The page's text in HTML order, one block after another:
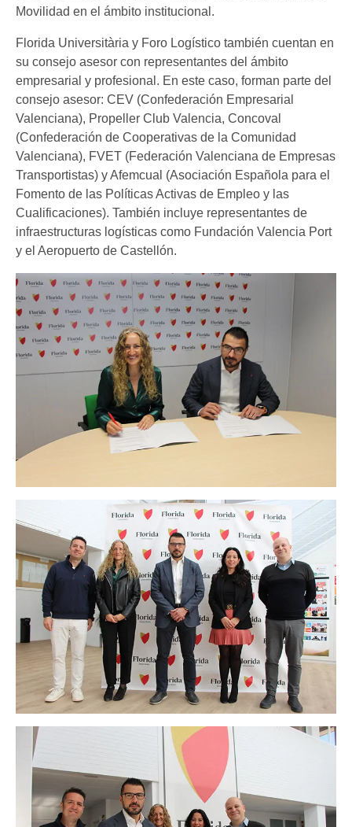
Movilidad en el ámbito institucional.
Florida Universitària y Foro Logístico también cuentan en
su consejo asesor con representantes del ámbito
empresarial y profesional. En este caso, forman parte del
consejo asesor: CEV (Confederación Empresarial
Valenciana), Propeller Club Valencia, Concoval
(Confederación de Cooperativas de la Comunidad
Valenciana), FVET (Federación Valenciana de Empresas
Transportistas) y Afemcual (Asociación Española para el
Fomento de las Políticas Activas de Empleo y las
Cualificaciones). También incluye representantes de
infraestructuras logísticas como Fundación Valencia Port
y el Aeropuerto de Castellón.